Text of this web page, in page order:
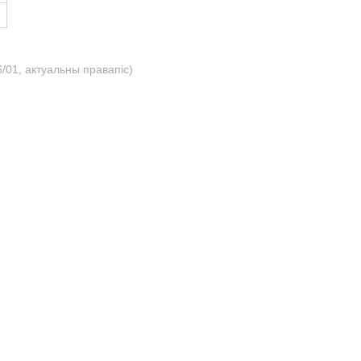
актуальны правапіс)